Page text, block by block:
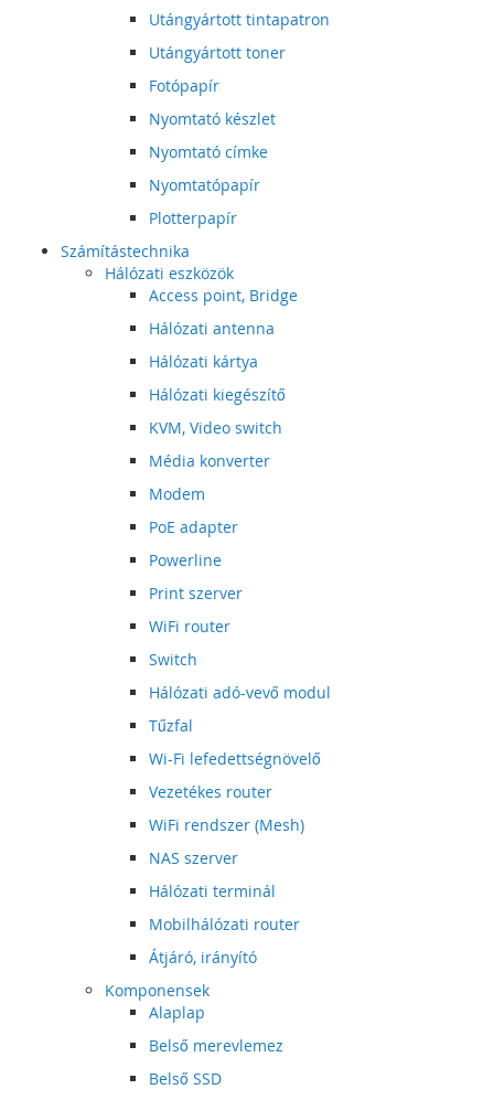
Utángyártott tintapatron
Utángyártott toner
Fotópapír
Nyomtató készlet
Nyomtató címke
Nyomtatópapír
Plotterpapír
Számítástechnika
Hálózati eszközök
Access point, Bridge
Hálózati antenna
Hálózati kártya
Hálózati kiegészítő
KVM, Video switch
Média konverter
Modem
PoE adapter
Powerline
Print szerver
WiFi router
Switch
Hálózati adó-vevő modul
Tűzfal
Wi-Fi lefedettségnövelő
Vezetékes router
WiFi rendszer (Mesh)
NAS szerver
Hálózati terminál
Mobilhálózati router
Átjáró, irányító
Komponensek
Alaplap
Belső merevlemez
Belső SSD